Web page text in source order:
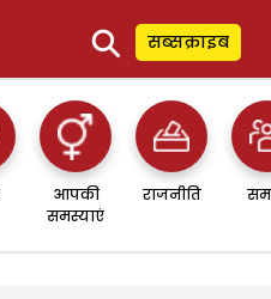
⚲ सब्सक्राइब
आपकी
समस्याएं
राजनीति